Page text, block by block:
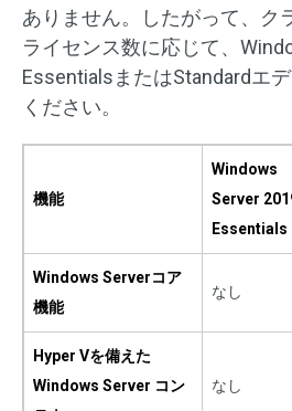
ありません。したがって、ク
ライセンス数に応じて、
EssentialsまたはStandardエ
ください。
機能
Windows
Server
Essentials
Windows Serverコア
機能
なし
Hyper Vを備えた
Windows Server コン
なし